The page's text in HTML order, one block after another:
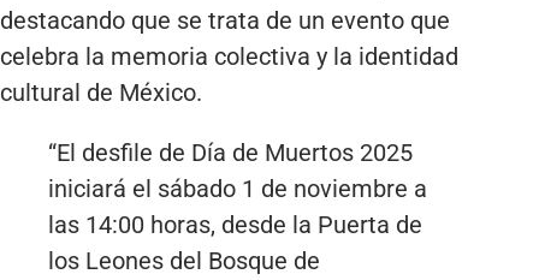
destacando que se trata de un evento que
celebra la memoria colectiva y la identidad
cultural de México.
“El desfile de Día de Muertos 2025
iniciará el sábado 1 de noviembre a
las 14:00 horas, desde la Puerta de
los Leones del Bosque de